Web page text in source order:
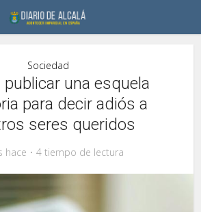
Sociedad
publicar una esquela
para decir adiós a
seres queridos
hace 4 tiempo de lectura